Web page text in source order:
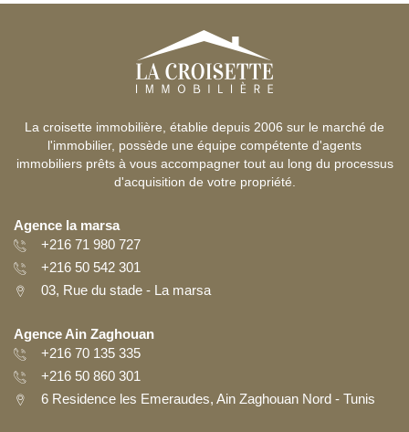
La croisette immobilière, établie depuis 2006 sur le marché de
l'immobilier, possède une équipe compétente d'agents
immobiliers prêts à vous accompagner tout au long du processus
d'acquisition de votre propriété.
Agence la marsa
+216 71 980 727
+216 50 542 301
03, Rue du stade - La marsa
Agence Ain Zaghouan
+216 70 135 335
+216 50 860 301
6 Residence les Emeraudes, Ain Zaghouan Nord - Tunis